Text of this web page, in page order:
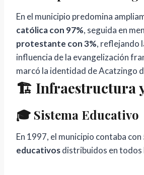
En el municipio predomina
católica con 97%, seguida en
protestante con 3%, reflejando
influencia de la evangelización
marcó la identidad de Acatzingo
🏗️ Infraestructura
🎓 Sistema Educativo
En 1997, el municipio contaba con
educativosdistribuidos en todos